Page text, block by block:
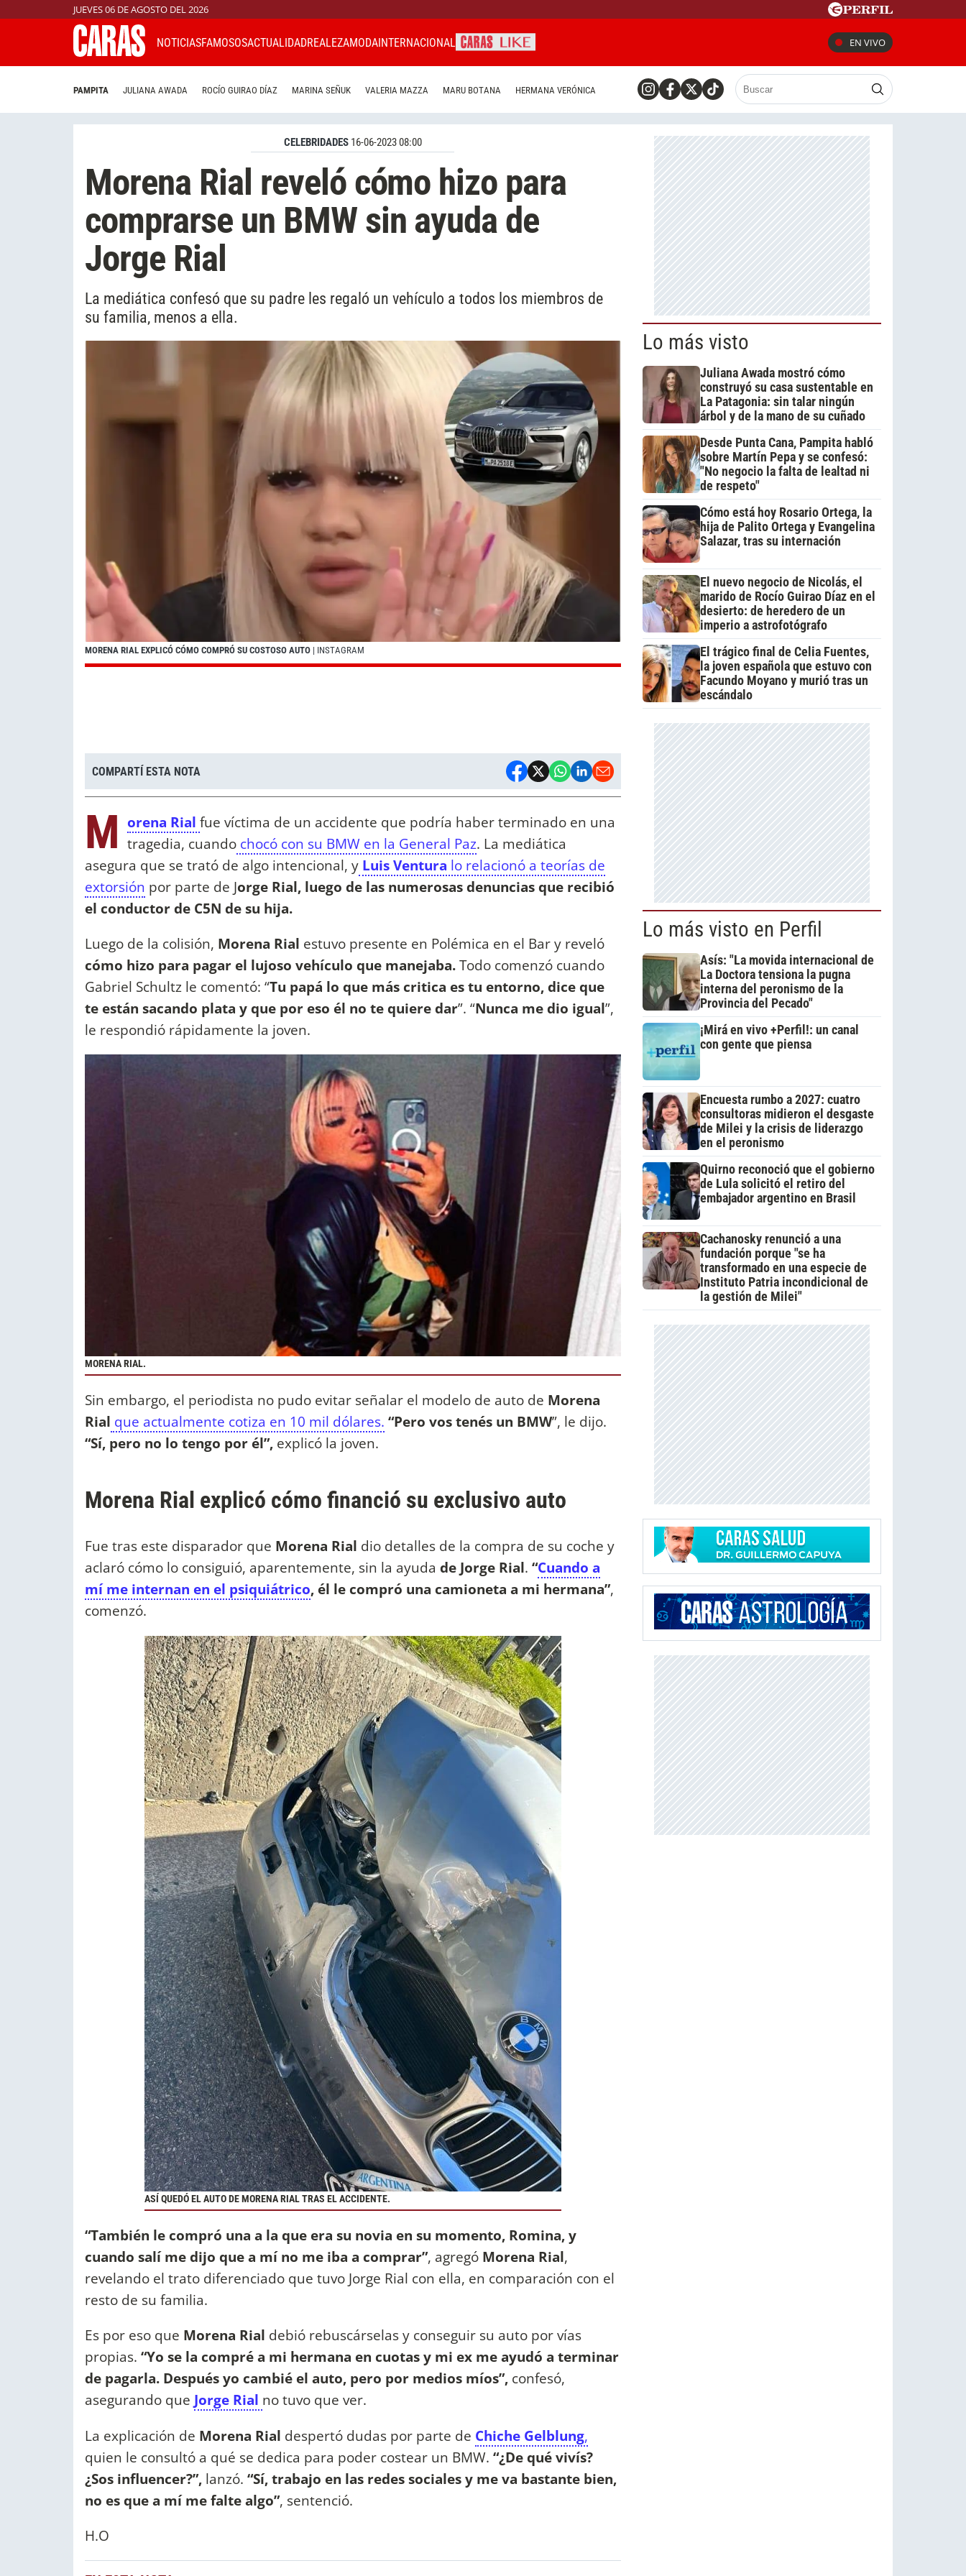
JUEVES 06 DE AGOSTO DEL 2026
NOTICIASFAMOSOSACTUALIDADREALEZAMODAINTERNACIONAL EN VIVO
PAMPITA JULIANA AWADA ROCÍO GUIRAO DÍAZ MARINA SEÑUK VALERIA MAZZA MARU BOTANA HERMANA VERÓNICA
CELEBRIDADES 16-06-2023 08:00
Morena Rial reveló cómo hizo para
comprarse un BMW sin ayuda de
Jorge Rial
La mediática confesó que su padre les regaló un vehículo a todos los miembros de
su familia, menos a ella.
MORENA RIAL EXPLICÓ CÓMO COMPRÓ SU COSTOSO AUTO | INSTAGRAM
COMPARTÍ ESTA NOTA
M orena Rial fue víctima de un accidente que podría haber terminado en una
tragedia, cuando chocó con su BMW en la General Paz. La mediática
asegura que se trató de algo intencional, y Luis Ventura lo relacionó a teorías de
extorsión por parte de Jorge Rial, luego de las numerosas denuncias que recibió
el conductor de C5N de su hija.
Luego de la colisión, Morena Rial estuvo presente en Polémica en el Bar y reveló
cómo hizo para pagar el lujoso vehículo que manejaba.Todo comenzó cuando
Gabriel Schultz le comentó: “Tu papá lo que más critica es tu entorno, dice que
te están sacando plata y que por eso él no te quiere dar”. “Nunca me dio igual”,
le respondió rápidamente la joven.
MORENA RIAL.
Sin embargo, el periodista no pudo evitar señalar el modelo de auto de Morena
Rial que actualmente cotiza en 10 mil dólares. “Pero vos tenés un BMW”, le dijo.
“Sí, pero no lo tengo por él”, explicó la joven.
Morena Rial explicó cómo financió su exclusivo auto
Fue tras este disparador que Morena Rial dio detalles de la compra de su coche y
aclaró cómo lo consiguió, aparentemente, sin la ayuda de Jorge Rial. “Cuando a
mí me internan en el psiquiátrico, él le compró una camioneta a mi hermana”,
comenzó.
ASÍ QUEDÓ EL AUTO DE MORENA RIAL TRAS EL ACCIDENTE.
“También le compró una a la que era su novia en su momento, Romina, y
cuando salí me dijo que a mí no me iba a comprar”, agregó Morena Rial,
revelando el trato diferenciado que tuvo Jorge Rial con ella, en comparación con el
resto de su familia.
Es por eso que Morena Rial debió rebuscárselas y conseguir su auto por vías
propias. “Yo se la compré a mi hermana en cuotas y mi ex me ayudó a terminar
de pagarla. Después yo cambié el auto, pero por medios míos”, confesó,
asegurando que Jorge Rial no tuvo que ver.
La explicación de Morena Rial despertó dudas por parte de Chiche Gelblung,
quien le consultó a qué se dedica para poder costear un BMW. “¿De qué vivís?
¿Sos influencer?”, lanzó. “Sí, trabajo en las redes sociales y me va bastante bien,
no es que a mí me falte algo”, sentenció.
H.O
Lo más visto
Juliana Awada mostró cómo
construyó su casa sustentable en
La Patagonia: sin talar ningún
árbol y de la mano de su cuñado
Desde Punta Cana, Pampita habló
sobre Martín Pepa y se confesó:
"No negocio la falta de lealtad ni
de respeto"
Cómo está hoy Rosario Ortega, la
hija de Palito Ortega y Evangelina
Salazar, tras su internación
El nuevo negocio de Nicolás, el
marido de Rocío Guirao Díaz en el
desierto: de heredero de un
imperio a astrofotógrafo
El trágico final de Celia Fuentes,
la joven española que estuvo con
Facundo Moyano y murió tras un
escándalo
Lo más visto en Perfil
Asís: "La movida internacional de
La Doctora tensiona la pugna
interna del peronismo de la
Provincia del Pecado"
¡Mirá en vivo +Perfil!: un canal
con gente que piensa
Encuesta rumbo a 2027: cuatro
consultoras midieron el desgaste
de Milei y la crisis de liderazgo
en el peronismo
Quirno reconoció que el gobierno
de Lula solicitó el retiro del
embajador argentino en Brasil
Cachanosky renunció a una
fundación porque "se ha
transformado en una especie de
Instituto Patria incondicional de
la gestión de Milei"